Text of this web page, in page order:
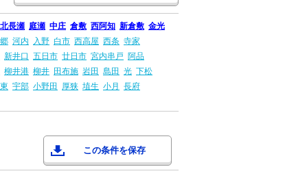
北長瀬 庭瀬 中庄 倉敷 西阿知 新倉敷 金光
河内 入野 白市 西高屋 西条 寺家
新井口 五日市 廿日市 宮内串戸 阿品
柳井港 柳井 田布施 岩田 島田 光 下松
宇部 小野田 厚狭 埴生 小月
長府
この条件を保存